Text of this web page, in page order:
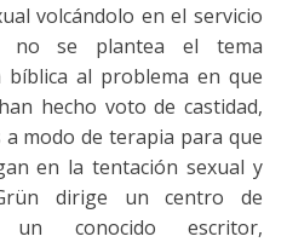
volcándolo en el servicio
no se plantea el tema
bíblica al problema en que
hecho voto de castidad,
modo de terapia para que
en la tentación sexual y
dirige un centro de
conocido escritor,